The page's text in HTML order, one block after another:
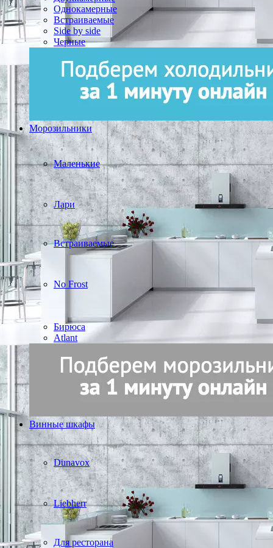
Однокамерные
Встраиваемые
Side by side
Черные
Морозильники
Маленькие
Лари
Встраиваемые
No Frost
Бирюса
Atlant
Винные шкафы
Dunavox
Liebherr
Для ресторана